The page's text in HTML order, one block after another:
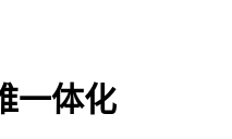
一体化